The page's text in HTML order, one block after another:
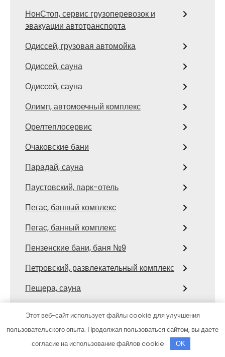
НонСтоп, сервис грузоперевозок и
эвакуации автотранспорта
Одиссей, грузовая автомойка
Одиссей, сауна
Одиссей, сауна
Олимп, автомоечный комплекс
Орелтеплосервис
Очаковские бани
Парадай, сауна
Паустовский, парк-отель
Пегас, банный комплекс
Пегас, банный комплекс
Пензенские бани, баня №9
Петровский, развлекательный комплекс
Пещера, сауна
Пик-сервис, автомойка
Пилот, автокомплекс
Этот веб-сайт использует файлы cookie для улучшения
пользовательского опыта. Продолжая пользоваться сайтом, вы даете
согласие на использование файлов cookie.
OK